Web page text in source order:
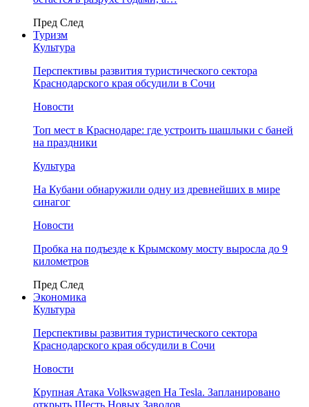
Пред След
Туризм
Культура
Перспективы развития туристического сектора
Краснодарского края обсудили в Сочи
Новости
Топ мест в Краснодаре: где устроить шашлыки с баней
на праздники
Культура
На Кубани обнаружили одну из древнейших в мире
синагог
Новости
Пробка на подъезде к Крымскому мосту выросла до 9
километров
Пред След
Экономика
Культура
Перспективы развития туристического сектора
Краснодарского края обсудили в Сочи
Новости
Крупная Атака Volkswagen На Tesla. Запланировано
открыть Шесть Новых Заводов